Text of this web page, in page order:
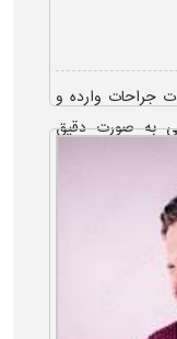
جراحات وارده و
اسلامی به صورت دقیق